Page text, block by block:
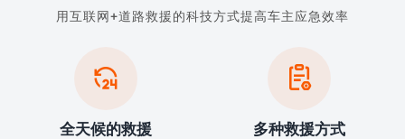
用互联网+道路救援的科技方式提高车主应急效率

全天候的救援

多种救援方式